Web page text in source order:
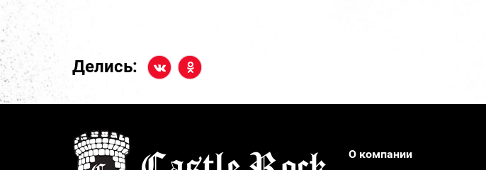
Делись:
О компании